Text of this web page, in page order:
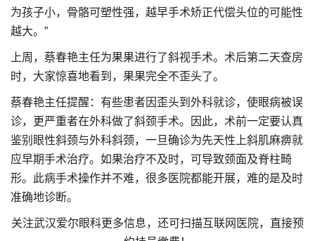
为孩子小，骨骼可塑性强，越早手术矫正代偿头位的可能性
越大。”
上周，蔡春艳主任为果果进行了斜视手术。术后第二天查房
时，大家惊喜地看到，果果完全不歪头了。
蔡春艳主任提醒：有些患者因歪头到外科就诊，使眼病被误
诊，更严重者在外科做了斜颈手术。因此，术前一定要认真
鉴别眼性斜颈与外科斜颈，一旦确诊为先天性上斜肌麻痹就
应早期手术治疗。如果治疗不及时，可导致颈面及脊柱畸
形。此病手术操作并不难，很多医院都能开展，难的是及时
准确地诊断。
关注武汉爱尔眼科更多信息，还可扫描互联网医院，直接预